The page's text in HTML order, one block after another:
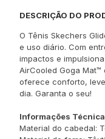
DESCRIÇÃO DO
O Tênis Skechers
e uso diário. Com
impactos e
AirCooled Goga
oferece conforto,
dia. Garanta o seu!
Informações
Material do cabedal: